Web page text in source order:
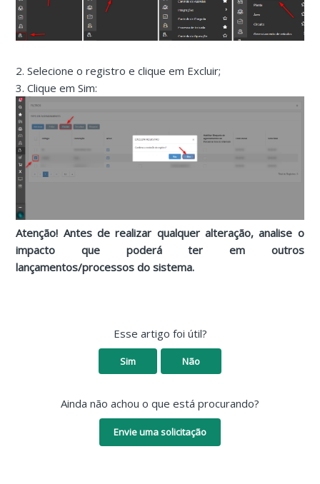
2. Selecione o registro e clique em Excluir;
3. Clique em Sim:
Atenção! Antes de realizar qualquer alteração, analise o
impacto que poderá ter em outros
lançamentos/processos do sistema.
Esse artigo foi útil?
Sim Não
Ainda não achou o que está procurando?
Envie uma solicitação